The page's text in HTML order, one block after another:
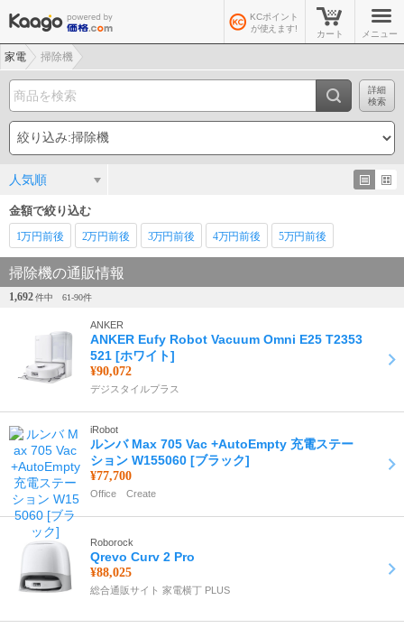
KCポイント
が使えます!
カート メニュー
家電 掃除機
詳細
検索
人気順
金額で絞り込む
1万円前後 2万円前後 3万円前後 4万円前後 5万円前後
掃除機の通販情報
1,692件中 61-90件
ANKER
ANKER Eufy Robot Vacuum Omni E25 T2353
521 [ホワイト]
¥90,072
デジスタイルプラス
iRobot
ルンバ Max 705 Vac +AutoEmpty 充電ステー
ション W155060 [ブラック]
¥77,700
Office Create
Roborock
Qrevo Curv 2 Pro
¥88,025
総合通販サイト 家電横丁 PLUS